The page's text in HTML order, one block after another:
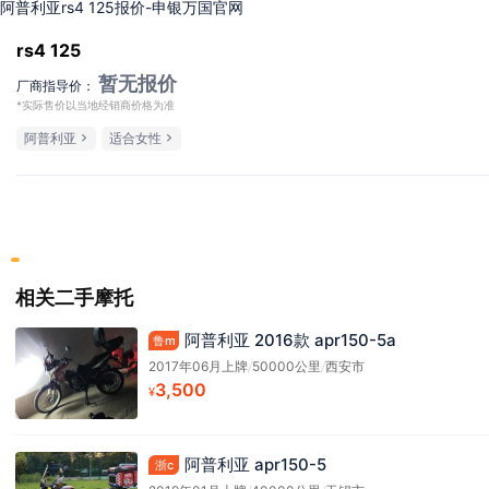
阿普利亚rs4 125报价-申银万国官网
rs4 125
厂商指导价： 暂无报价
*实际售价以当地经销商价格为准
阿普利亚 适合女性
相关二手摩托
鲁m 阿普利亚 2016款 apr150-5a
2017年06月上牌/50000公里 /西安市
¥3,500
浙c 阿普利亚 apr150-5